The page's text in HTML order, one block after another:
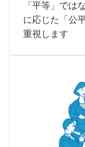
「平等」では
に応じた「公
重視します